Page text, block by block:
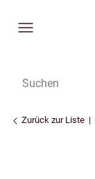
Zurück zur Liste